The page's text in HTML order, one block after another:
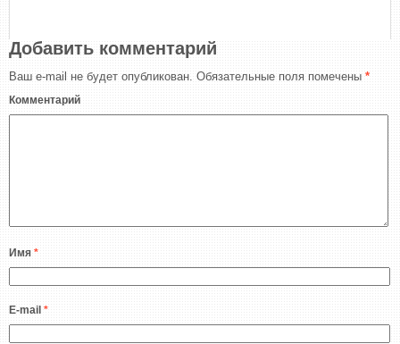
Добавить комментарий
Ваш e-mail не будет опубликован. Обязательные поля помечены *
Комментарий
Имя *
E-mail *